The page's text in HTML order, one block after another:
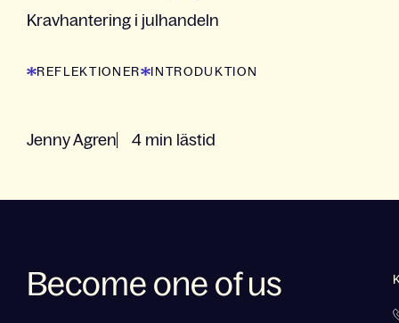
Kravhantering i julhandeln
REFLEKTIONER INTRODUKTION
Jenny Agren 4 min lästid
Become one of us